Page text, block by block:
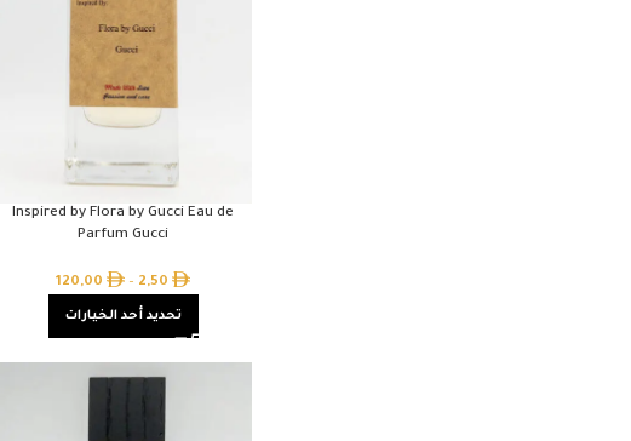
Inspired by Flora by Gucci Eau de
Parfum Gucci
2,50
–
120,00
تحديد أحد الخيارات